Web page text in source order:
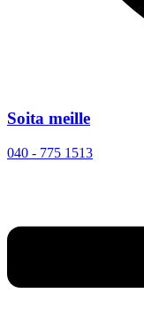
Soita meille
040 - 775 1513